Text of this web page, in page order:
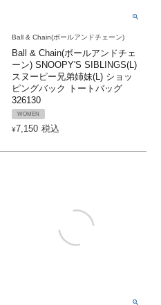
Ball & Chain(ボールアンドチェーン)
Ball & Chain(ボールアンドチェ
ーン) SNOOPY'S SIBLINGS(L)
スヌーピー兄弟姉妹(L) ショッ
ピングバック トートバッグ
326130
WOMEN
¥7,150 税込